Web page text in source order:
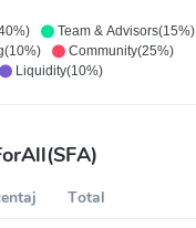
Team & Advisors(15%)
Community(25%)
Liquidity(10%)
Total